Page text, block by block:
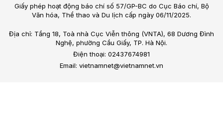
Giấy phép hoạt động báo chí số 57/GP-BC do Cục Báo chí, Bộ
Văn hóa, Thể thao và Du lịch cấp ngày 06/11/2025.
Địa chỉ: Tầng 18, Toà nhà Cục Viễn thông (VNTA), 68 Dương Đình
Nghệ, phường Cầu Giấy, TP. Hà Nội.
Điện thoại: 02437674981
Email: vietnamnet@vietnamnet.vn